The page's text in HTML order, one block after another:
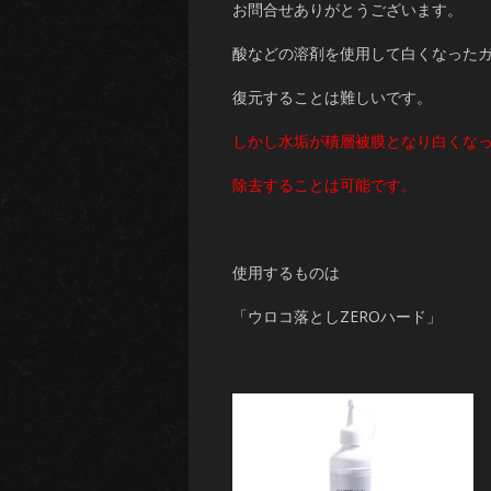
お問合せありがとうございます。
酸などの溶剤を使用して白くなったガ
復元することは難しいです。
しかし水垢が積層被膜となり白くな
除去することは可能です。
使用するものは
「ウロコ落としZEROハード」